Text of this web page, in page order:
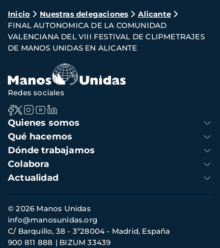
Ruta
de
navegación
Inicio Nuestras delegaciones
Alicante
FINAL AUTONOMICA DE LA COMUNIDAD
VALENCIANA DEL VIII FESTIVAL DE CLIPMETRAJES
DE MANOS UNIDAS EN ALICANTE
Navegación
principal
Quienes somos
Qué hacemos
Dónde trabajamos
Colabora
Actualidad
Redes sociales
Información
de
contacto
© 2026 Manos Unidas
C/ Barquillo, 38 - 3º28004 - Madrid, España
900 811 888
BIZUM 33439
info@manosunidas.org